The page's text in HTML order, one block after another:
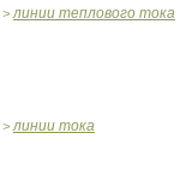
> линии теплового тока
> линии тока